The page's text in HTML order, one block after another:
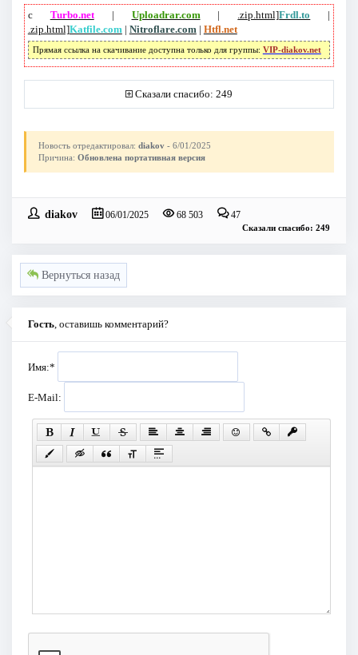
с Turbo.net| Uploadrar.com| .zip.html]Frdl.to |
.zip.html]Katfile.com| Nitroflare.com| Htfl.net
Прямая ссылка на скачивание доступна только для группы: VIP-diakov.net
Сказали спасибо: 249
Новость отредактировал: diakov- 6/01/2025
Причина: Обновлена портативная версия
diakov 06/01/2025 68 503 47
Сказали спасибо: 249
Вернуться назад
Гость, оставишь комментарий?
Имя:*
E-Mail: